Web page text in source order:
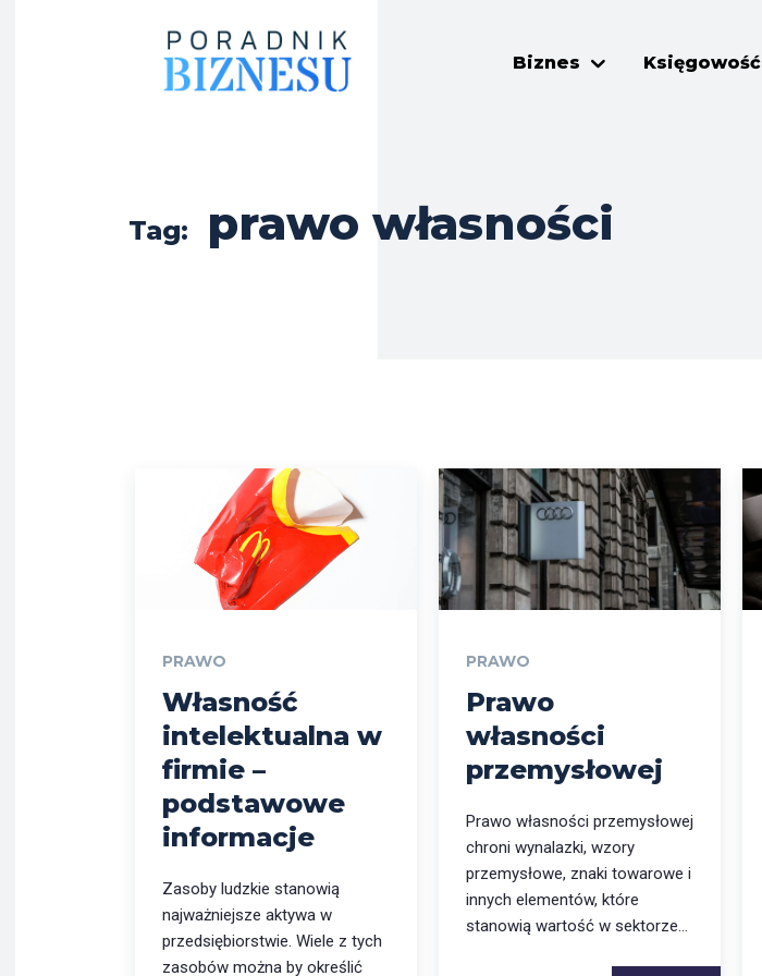
Biznes Księgowość
Tag: prawo własności
PRAWO
Własność
intelektualna w
firmie –
podstawowe
informacje
Zasoby ludzkie stanowią
najważniejsze aktywa w
przedsiębiorstwie. Wiele z tych
zasobów można by określić
PRAWO
Prawo
własności
przemysłowej
Prawo własności przemysłowej
chroni wynalazki, wzory
przemysłowe, znaki towarowe i
innych elementów, które
stanowią wartość w sektorze...